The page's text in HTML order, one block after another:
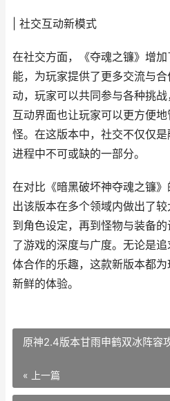
| 社交互动新模式
在社交方面，《夺魂之镰》增
能，为玩家提供了更多交流与
动，玩家可以共同参与各种挑
互动界面也让玩家可以更方便
怪。在这版本中，社交不仅仅
进程中不可或缺的一部分。
在对比《暗黑破坏神夺魂之镰
出该版本在多个领域内做出了
到角色设定，再到怪物与装备
了游戏的深度与广度。无论是
体合作的乐趣，这款新版本都
新鲜的体验。
原神2.4版本甘雨申鹤双冰阵容
« 上一篇